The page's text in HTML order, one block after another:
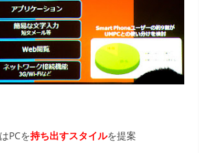
PCを持ち出すスタイルを提案